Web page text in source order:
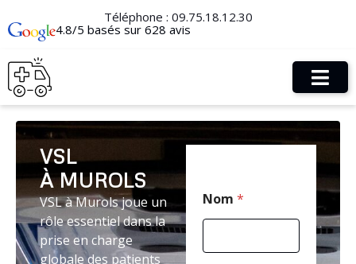
Téléphone : 09.75.18.12.30
4.8/5 basés sur 628 avis
VSL
À MUROLS
VSL à Murols joue un
rôle essentiel dans la
prise en charge
globale des patients
Nom *
*
M
e
s
s